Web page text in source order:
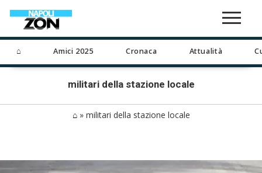
⌂ Amici 2025 Cronaca Attualità
militari della stazione locale
⌂» militari della stazione locale